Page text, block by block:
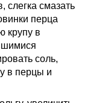
слегка смазать
перца
крупу в
соль,
в перцы и